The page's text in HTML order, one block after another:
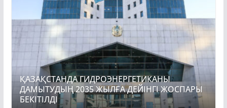
ҚАЗАҚСТАНДА ГИДРОЭНЕРГЕТИКАНЫ
ДАМЫТУДЫҢ 2035 ЖЫЛҒА ДЕЙІНГІ ЖОСПАРЫ
БЕКІТІЛДІ